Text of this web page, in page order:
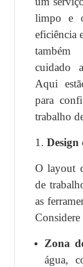
limpo e
eficiência
também
cuidado
Aqui
para
trabalho
1. Design
O layout
de
as
Considere
Zona
água,